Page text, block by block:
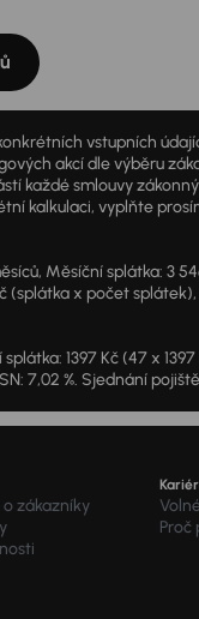
vstupních
akcí dle výběru
smlouvy
kalkulaci, vyplňte
Měsíční splátka: 3
x počet splátek),
1397 Kč (47 x
7,02 %. Sjednání
zákazníky
Proč